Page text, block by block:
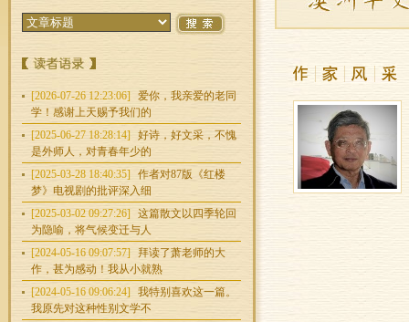
[2026-07-26 12:23:06]
爱你，我亲爱的老同
学！感谢上天赐予我们的
[2025-06-27 18:28:14]
好诗，好文采，不愧
是外师人，对青春年少的
[2025-03-28 18:40:35]
作者对87版《红楼
梦》电视剧的批评深入细
[2025-03-02 09:27:26]
这篇散文以四季轮回
为隐喻，将气候变迁与人
[2024-05-16 09:07:57]
拜读了萧老师的大
作，甚为感动！我从小就熟
[2024-05-16 09:06:24]
我特别喜欢这一篇。
我原先对这种性别文学不